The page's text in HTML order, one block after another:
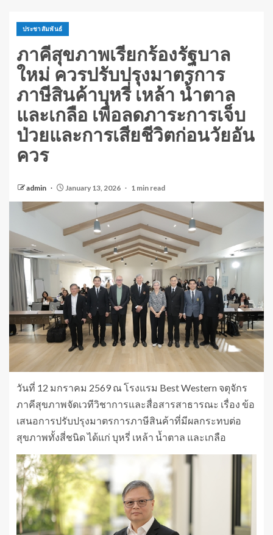
ประชาสัมพันธ์
ภาคีสุขภาพเรียกร้องรัฐบาล
ใหม่ ควรปรับปรุงมาตรการ
ภาษีสินค้าบุหรี่ เหล้า น้ำตาล
และเกลือ เพื่อลดภาระการเจ็บ
ป่วยและการเสียชีวิตก่อนวัยอัน
ควร
admin January 13, 2026 1 min read
วันที่ 12 มกราคม 2569 ณ โรงแรม Best Western จตุจักร
ภาคีสุขภาพจัดเวทีวิชาการและสื่อสารสาธารณะ เรื่อง ข้อ
เสนอการปรับปรุงมาตรการภาษีสินค้าที่มีผลกระทบต่อ
สุขภาพทั้งสี่ชนิด ได้แก่ บุหรี่ เหล้า น้ำตาล และเกลือ